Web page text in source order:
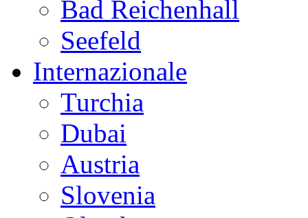
Bad Reichenhall
Seefeld
Internazionale
Turchia
Dubai
Austria
Slovenia